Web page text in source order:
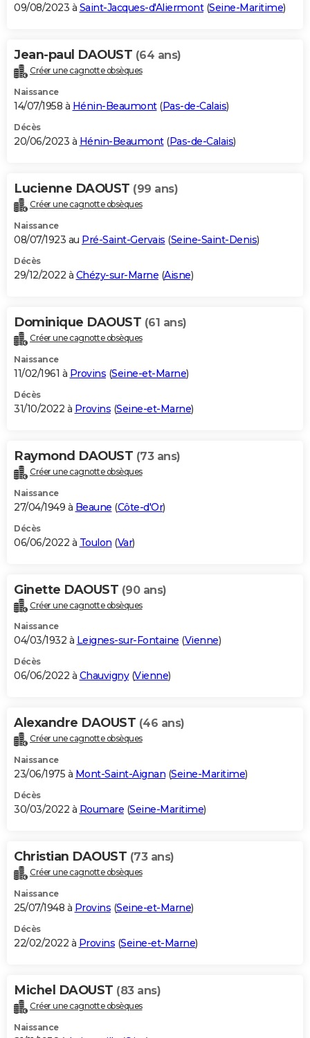
09/08/2023 à Saint-Jacques-d'Aliermont(Seine-Maritime)
Jean-paul DAOUST (64 ans)
Créer une cagnotte obsèques
Naissance
14/07/1958 à Hénin-Beaumont(Pas-de-Calais)
Décès
20/06/2023 à Hénin-Beaumont(Pas-de-Calais)
Lucienne DAOUST (99 ans)
Créer une cagnotte obsèques
Naissance
08/07/1923 au Pré-Saint-Gervais (Seine-Saint-Denis)
Décès
29/12/2022 à Chézy-sur-Marne (Aisne)
Dominique DAOUST (61 ans)
Créer une cagnotte obsèques
Naissance
11/02/1961 à Provins (Seine-et-Marne)
Décès
31/10/2022 à Provins (Seine-et-Marne)
Raymond DAOUST (73 ans)
Créer une cagnotte obsèques
Naissance
27/04/1949 à Beaune (Côte-d'Or)
Décès
06/06/2022 à Toulon (Var)
Ginette DAOUST (90 ans)
Créer une cagnotte obsèques
Naissance
04/03/1932 à Leignes-sur-Fontaine (Vienne)
Décès
06/06/2022 à Chauvigny(Vienne)
Alexandre DAOUST (46 ans)
Créer une cagnotte obsèques
Naissance
23/06/1975 à Mont-Saint-Aignan (Seine-Maritime)
Décès
30/03/2022 à Roumare (Seine-Maritime)
Christian DAOUST (73 ans)
Créer une cagnotte obsèques
Naissance
25/07/1948 à Provins (Seine-et-Marne)
Décès
22/02/2022 à Provins (Seine-et-Marne)
Michel DAOUST (83 ans)
Créer une cagnotte obsèques
Naissance